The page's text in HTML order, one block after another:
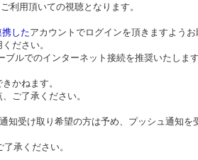
利用頂いての視聴となります。
したアカウントでログインを頂きますようお
ださい。
ルでのインターネット接続を推奨いたしま
かねます。
ご了承ください。
受け取り希望の方は予め、プッシュ通知を
承ください。